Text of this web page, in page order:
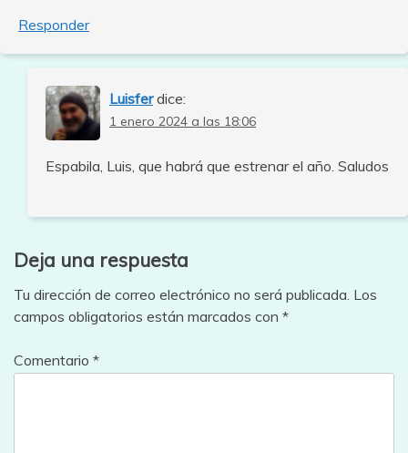
Responder
Luisfer dice:
1 enero 2024 a las 18:06
Espabila, Luis, que habrá que estrenar el año. Saludos
Deja una respuesta
Tu dirección de correo electrónico no será publicada. Los
campos obligatorios están marcados con *
Comentario *